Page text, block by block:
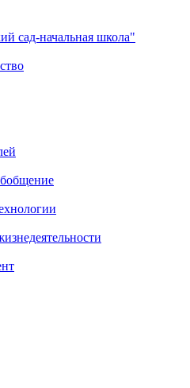
сад-начальная школа"